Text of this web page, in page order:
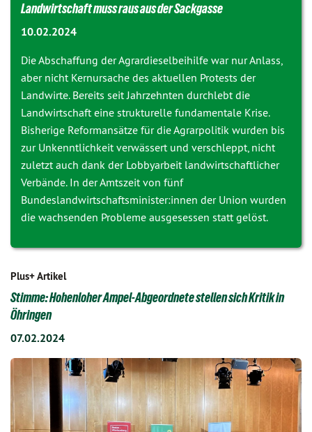
Landwirtschaft muss raus aus der Sackgasse
10.02.2024
Die Abschaffung der Agrardieselbeihilfe war nur Anlass,
aber nicht Kernursache des aktuellen Protests der
Landwirte. Bereits seit Jahrzehnten durchlebt die
Landwirtschaft eine strukturelle fundamentale Krise.
Bisherige Reformansätze für die Agrarpolitik wurden bis
zur Unkenntlichkeit verwässert und verschleppt, nicht
zuletzt auch dank der Lobbyarbeit landwirtschaftlicher
Verbände. In der Amtszeit von fünf
Bundeslandwirtschaftsminister:innen der Union wurden
die wachsenden Probleme ausgesessen statt gelöst.
Plus+ Artikel
Stimme: Hohenloher Ampel-Abgeordnete stellen sich Kritik in
Öhringen
07.02.2024